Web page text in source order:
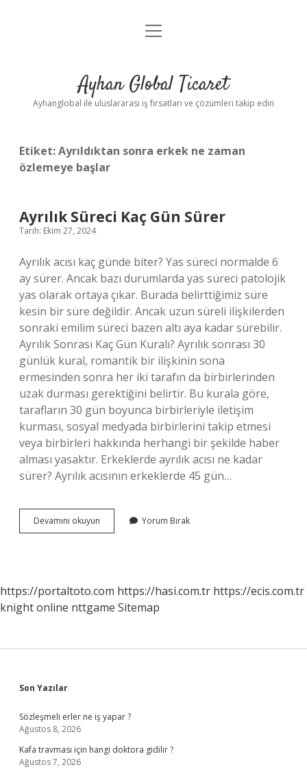
Anasayfa
Yasal Uyarı
menüyü
Ayhan Global Ticaret
Ayhanglobal ile uluslararası iş fırsatları ve çözümleri takip edin
Etiket:Ayrıldıktan sonra erkek ne zaman
özlemeye başlar
Ayrılık Süreci Kaç Gün Sürer
Tarih: Ekim 27, 2024
Ayrılık acısı kaç günde biter? Yas süreci normalde 6
ay sürer. Ancak bazı durumlarda yas süreci patolojik
yas olarak ortaya çıkar. Burada belirttiğimiz süre
kesin bir süre değildir. Ancak uzun süreli ilişkilerden
sonraki emilim süreci bazen altı aya kadar sürebilir.
Ayrılık Sonrası Kaç Gün Kuralı? Ayrılık sonrası 30
günlük kural, romantik bir ilişkinin sona
ermesinden sonra her iki tarafın da birbirlerinden
uzak durması gerektiğini belirtir. Bu kurala göre,
tarafların 30 gün boyunca birbirleriyle iletişim
kurması, sosyal medyada birbirlerini takip etmesi
veya birbirleri hakkında herhangi bir şekilde haber
alması yasaktır. Erkeklerde ayrılık acısı ne kadar
sürer? Ayrılık acısının erkeklerde 45 gün…
Devamını okuyun
Süreci
Yorum Bırak
https://portaltoto.com https://hasi.com.tr https://ecis.com.tr
knight online nttgame Sitemap
Sidebar
Son Yazılar
Sözleşmeli erler ne iş yapar ?
Ağustos 8, 2026
Kafa travması için hangi doktora gidilir ?
Ağustos 7, 2026